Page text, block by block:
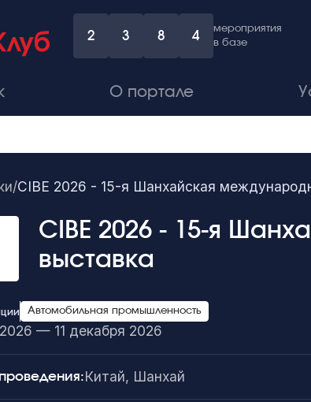
2 3 8 4
мероприятия
в базе
О портале
/CIBE 2026 - 15-я Шанхайская
CIBE 2026 - 15-я
выставка
Автомобильная промышленность
— 11 декабря 2026
Китай, Шанхай